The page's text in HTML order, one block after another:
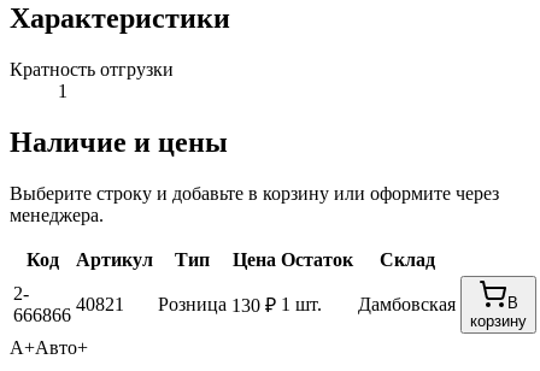
Характеристики
Кратность отгрузки
1
Наличие и цены
Выберите строку и добавьте в корзину или оформите через
менеджера.
Код Артикул Тип Цена Остаток
Склад
2-
666866
40821 Розница 130 ₽ 1 шт. Дамбовская
В
корзину
А+Авто+